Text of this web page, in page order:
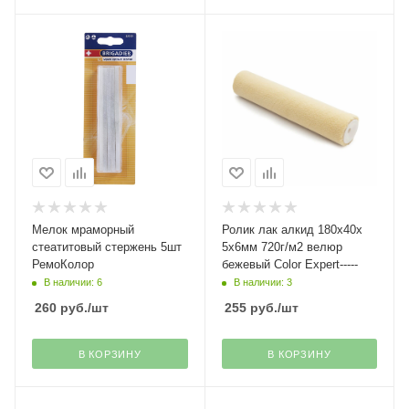
Мелок мраморный
стеатитовый стержень 5шт
РемоКолор
В наличии: 6
260 руб./шт
В КОРЗИНУ
Ролик лак алкид 180х40х
5х6мм 720г/м2 велюр
бежевый Color Expert-----
В наличии: 3
255руб./шт
В КОРЗИНУ